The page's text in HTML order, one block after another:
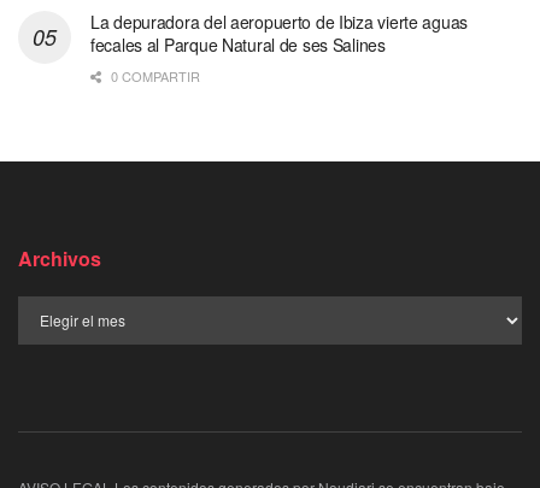
La depuradora del aeropuerto de Ibiza vierte aguas
fecales al Parque Natural de ses Salines
0 COMPARTIR
Archivos